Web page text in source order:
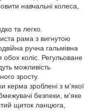
навчальні колеса,
та легко.
рама з вигнутою
ручна гальмівна
коліс. Регульоване
можливість
зросту.
керма зроблені з м'якої
безпеки, м'яке
щиток ланцюга,